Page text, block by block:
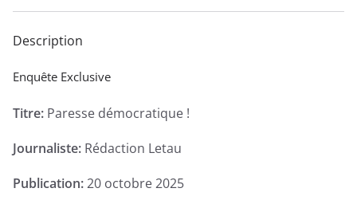
Description
Enquête Exclusive
Titre: Paresse démocratique !
Journaliste: Rédaction Letau
Publication:20 octobre 2025